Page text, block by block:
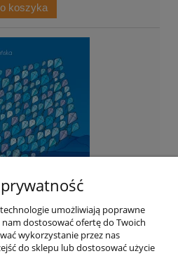
koszyka
umożliwiają poprawne
dostosować ofertę do Twoich
wykorzystanie przez nas
do sklepu lub dostosować użycie